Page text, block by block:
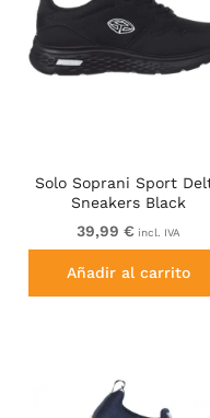
Solo Soprani Sport
Sneakers Black
39,99 € incl. IVA
Añadir al carrito